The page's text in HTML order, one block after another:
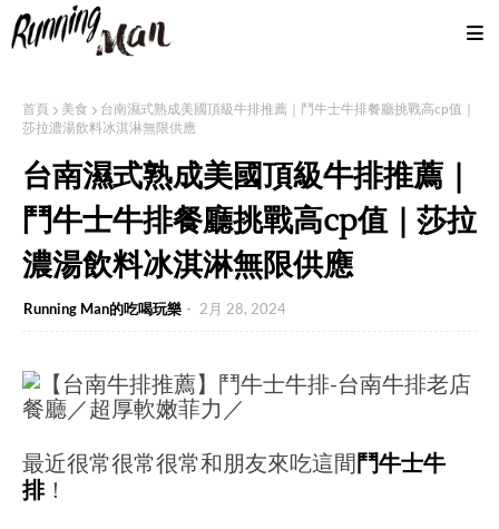
首頁 美食
台南濕式熟成美國頂級牛排推薦｜鬥牛士牛排餐廳挑戰高cp值｜
莎拉濃湯飲料冰淇淋無限供應
台南濕式熟成美國頂級牛排推薦｜
鬥牛士牛排餐廳挑戰高cp值｜莎拉
濃湯飲料冰淇淋無限供應
Running Man的吃喝玩樂 2月 28, 2024
最近很常很常很常和朋友來吃這間鬥牛士牛
排！